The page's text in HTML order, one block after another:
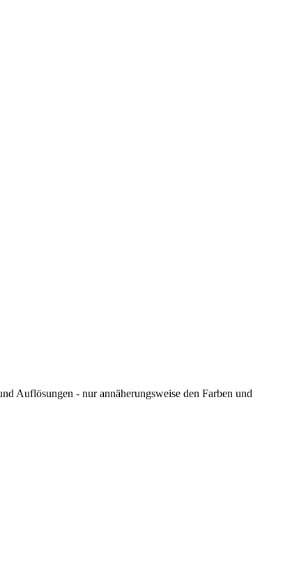
Auflösungen - nur annäherungsweise den Farben und